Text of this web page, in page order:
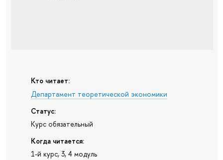
Кто читает:
Департамент теоретической экономики
Статус:
Курс обязательный
Когда читается:
1-й курс, 3, 4 модуль